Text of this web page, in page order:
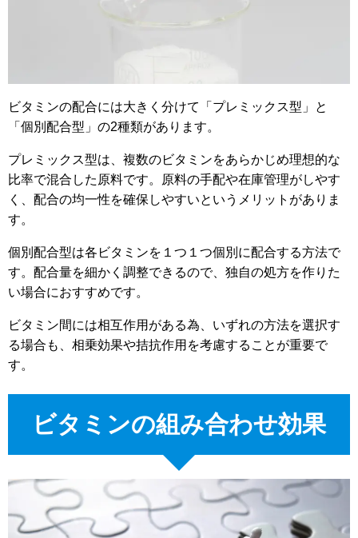
ビタミンの配合には大きく分けて「プレミックス型」と
「個別配合型」の2種類があります。
プレミックス型は、複数のビタミンをあらかじめ理想的な
比率で混合した原料です。原料の手配や在庫管理がしやす
く、配合の均一性を確保しやすいというメリットがありま
す。
個別配合型は各ビタミンを１つ１つ個別に配合する方法で
す。配合量を細かく調整できるので、独自の処方を作りた
い場合におすすめです。
ビタミン間には相互作用がある為、いずれの方法を選択す
る場合も、相乗効果や拮抗作用を考慮することが重要で
す。
ビタミンの組み合わせ効果